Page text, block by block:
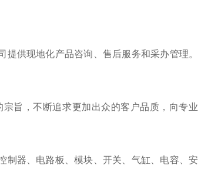
供现地化产品咨询、售后服务和采办管理。
旨，不断追求更加出众的客户品质，向专业
制器、电路板、模块、开关、气缸、电容、安